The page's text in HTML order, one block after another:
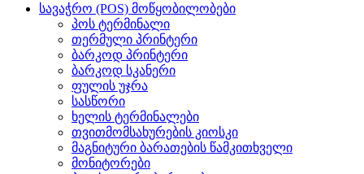
სავაჭრო (POS) მოწყობილობები
პოს ტერმინალი
თერმული პრინტერი
ბარკოდ პრინტერი
ბარკოდ სკანერი
ფულის უჯრა
სასწორი
ხელის ტერმინალები
თვითმომსახურების კიოსკი
მაგნიტური ბარათების წამკითხველი
მონიტორები